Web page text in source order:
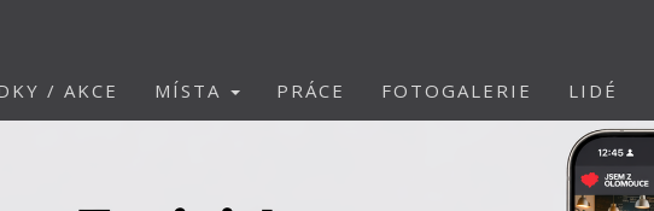
/ AKCE MÍSTA PRÁCE FOTOGALERIE LIDÉ